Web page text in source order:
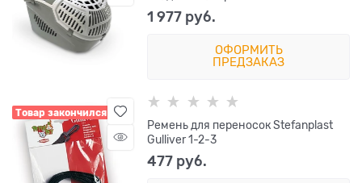
1 977 руб.
ОФОРМИТЬ
ПРЕДЗАКАЗ
Товар закончился
Ремень для переносок Stefanplast
Gulliver 1-2-3
477 руб.